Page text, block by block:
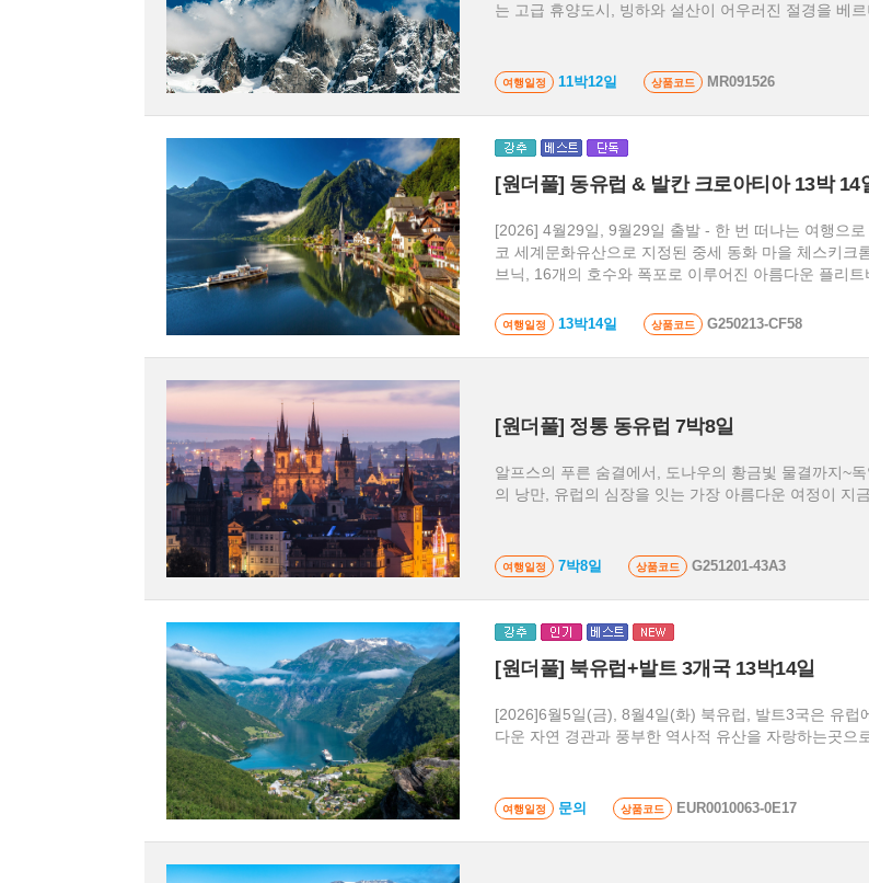
는 고급 휴양도시, 빙하와 설산이 어우러진 절경을 베
여행일정 11박12일 상품코드 MR091526
[원더풀] 동유럽 & 발칸 크로아티아 13박 14
[2026] 4월29일, 9월29일 출발 - 한 번 떠나는 여행으
코 세계문화유산으로 지정된 중세 동화 마을 체스키크
브닉, 16개의 호수와 폭포로 이루어진 아름다운 플리
니다.
여행일정 13박14일 상품코드 G250213-CF58
[원더풀] 정통 동유럽 7박8일
알프스의 푸른 숨결에서, 도나우의 황금빛 물결까지~
의 낭만, 유럽의 심장을 잇는 가장 아름다운 여정이 지
여행일정 7박8일 상품코드 G251201-43A3
[원더풀] 북유럽+발트 3개국 13박14일
[2026]6월5일(금), 8월4일(화) 북유럽, 발트3국은 유럽
다운 자연 경관과 풍부한 역사적 유산을 자랑하는곳으
여행일정 문의 상품코드 EUR0010063-0E17